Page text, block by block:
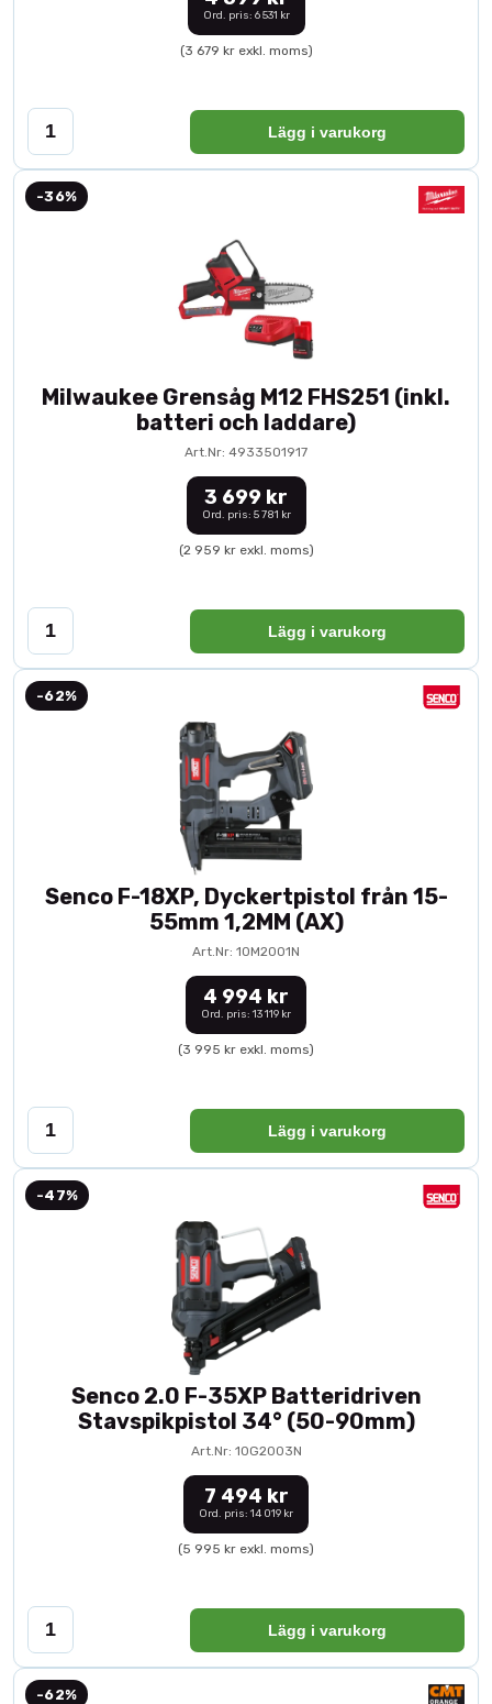
Ord. pris: 6 531 kr
(3 679 kr exkl. moms)
Lägg i varukorg
-36%
Milwaukee Grensåg M12 FHS251 (inkl.
batteri och laddare)
Art.Nr: 4933501917
3 699 kr
Ord. pris: 5 781 kr
(2 959 kr exkl. moms)
Lägg i varukorg
-62%
Senco F-18XP, Dyckertpistol från 15-
55mm 1,2MM (AX)
Art.Nr: 10M2001N
4 994 kr
Ord. pris: 13 119 kr
(3 995 kr exkl. moms)
Lägg i varukorg
-47%
Senco 2.0 F-35XP Batteridriven
Stavspikpistol 34° (50-90mm)
Art.Nr: 10G2003N
7 494 kr
Ord. pris: 14 019 kr
(5 995 kr exkl. moms)
Lägg i varukorg
-62%